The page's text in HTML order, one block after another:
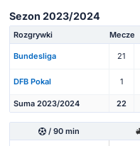
Sezon 2023/2024
Rozgrywki Mecze
Bundesliga 21
DFB Pokal 1
Suma 2023/2024 22
/ 90 min